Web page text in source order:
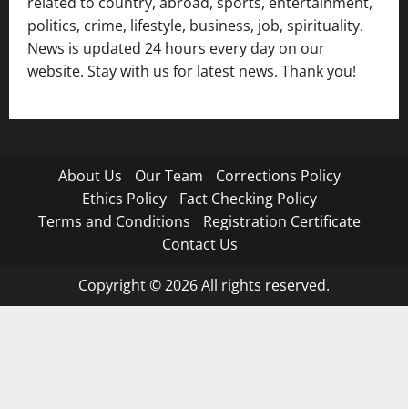
politics, crime, lifestyle, business, job, spirituality.
News is updated 24 hours every day on our
website. Stay with us for latest news. Thank you!
About Us Our Team
Corrections Policy
Ethics Policy
Fact Checking Policy
Terms and Conditions
Registration Certificate
Contact Us
Copyright © 2026 All rights reserved.